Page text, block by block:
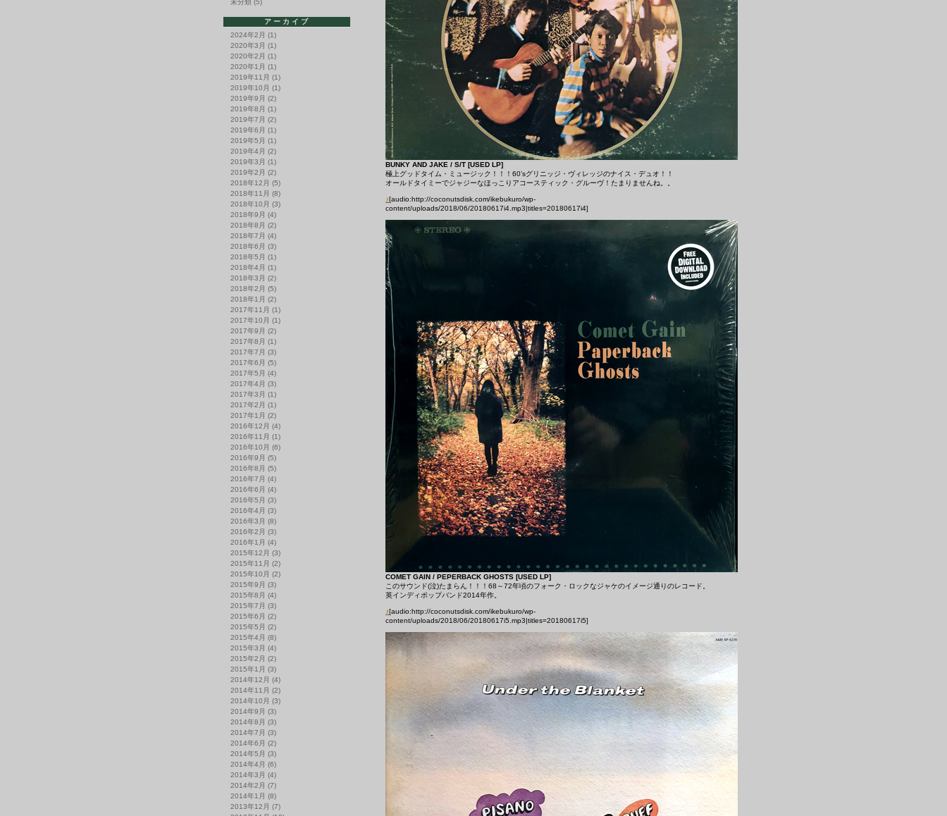
BUNKY AND JAKE / S/T [USED LP]
極上グッドタイム・ミュージック！！！60’sグリニッジ・ヴィレッジのナイス・デュオ！！
オールドタイミーでジャジーなほっこりアコースティック・グルーヴ！たまりませんね。。
♪[audio:http://coconutsdisk.com/ikebukuro/wp-
content/uploads/2018/06/20180617i4.mp3|titles=20180617i4]
COMET GAIN / PEPERBACK GHOSTS [USED LP]
このサウンド(泣)たまらん！！！68～72年頃のフォーク・ロックなジャケのイメージ通りのレコード。
英インディポップバンド2014年作。
♪[audio:http://coconutsdisk.com/ikebukuro/wp-
content/uploads/2018/06/20180617i5.mp3|titles=20180617i5]
未分類 (5)
アーカイブ
2024年2月 (1)
2020年3月 (1)
2020年2月 (1)
2020年1月 (1)
2019年11月 (1)
2019年10月 (1)
2019年9月 (2)
2019年8月 (1)
2019年7月 (2)
2019年6月 (1)
2019年5月 (1)
2019年4月 (2)
2019年3月 (1)
2019年2月 (2)
2018年12月 (5)
2018年11月 (8)
2018年10月 (3)
2018年9月 (4)
2018年8月 (2)
2018年7月 (4)
2018年6月 (3)
2018年5月 (1)
2018年4月 (1)
2018年3月 (2)
2018年2月 (5)
2018年1月 (2)
2017年11月 (1)
2017年10月 (1)
2017年9月 (2)
2017年8月 (1)
2017年7月 (3)
2017年6月 (5)
2017年5月 (4)
2017年4月 (3)
2017年3月 (1)
2017年2月 (1)
2017年1月 (2)
2016年12月 (4)
2016年11月 (1)
2016年10月 (6)
2016年9月 (5)
2016年8月 (5)
2016年7月 (4)
2016年6月 (4)
2016年5月 (3)
2016年4月 (3)
2016年3月 (8)
2016年2月 (3)
2016年1月 (4)
2015年12月 (3)
2015年11月 (2)
2015年10月 (2)
2015年9月 (3)
2015年8月 (4)
2015年7月 (3)
2015年6月 (2)
2015年5月 (2)
2015年4月 (8)
2015年3月 (4)
2015年2月 (2)
2015年1月 (3)
2014年12月 (4)
2014年11月 (2)
2014年10月 (3)
2014年9月 (3)
2014年8月 (3)
2014年7月 (3)
2014年6月 (2)
2014年5月 (3)
2014年4月 (6)
2014年3月 (4)
2014年2月 (7)
2014年1月 (8)
2013年12月 (7)